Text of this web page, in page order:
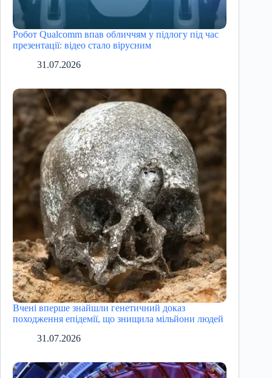
Робот Qualcomm впав обличчям у підлогу під час
презентації: відео стало вірусним
31.07.2026
Вчені вперше знайшли генетичний доказ
походження епідемії, що знищила мільйони людей
31.07.2026